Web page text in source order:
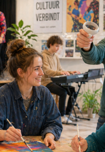
Wachtwoord vergeten?